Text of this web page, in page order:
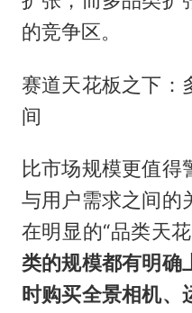
的竞争区。
赛道天花板之下：
间
比市场规模更值得
与用户需求之间的
在明显的“品类天花
类的规模都有明确
时购买全景相机、